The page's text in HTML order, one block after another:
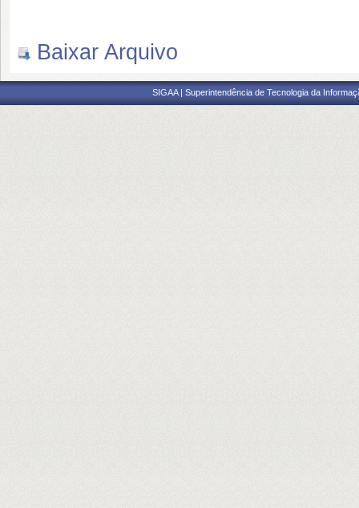
Baixar Arquivo
SIGAA | Superintendência de Tecnologia da